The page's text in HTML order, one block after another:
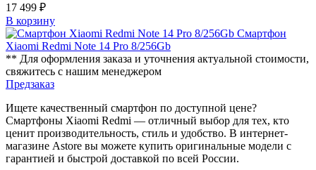
17 499 ₽
В корзину
Смартфон
Xiaomi Redmi Note 14 Pro 8/256Gb
** Для оформления заказа и уточнения актуальной стоимости,
свяжитесь с нашим менеджером
Предзаказ
Ищете качественный смартфон по доступной цене?
Смартфоны Xiaomi Redmi — отличный выбор для тех, кто
ценит производительность, стиль и удобство. В интернет-
магазине Astore вы можете купить оригинальные модели с
гарантией и быстрой доставкой по всей России.